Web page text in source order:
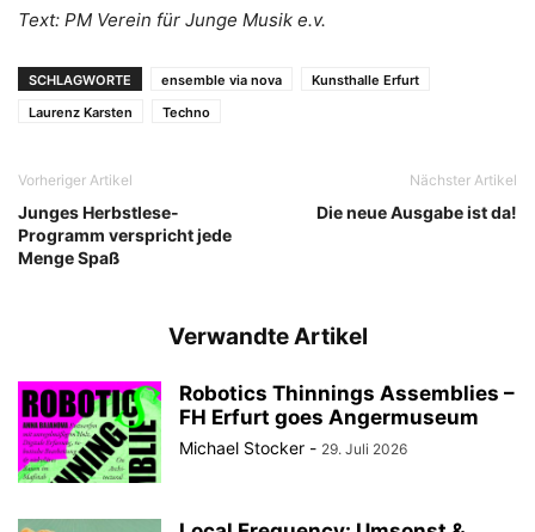
Text: PM Verein für Junge Musik e.v.
SCHLAGWORTE ensemble via nova
Kunsthalle Erfurt
Laurenz Karsten
Techno
Vorheriger Artikel
Junges Herbstlese-
Programm verspricht jede
Menge Spaß
Nächster Artikel
Die neue Ausgabe ist da!
Verwandte Artikel
Robotics Thinnings Assemblies –
FH Erfurt goes Angermuseum
Michael Stocker - 29. Juli 2026